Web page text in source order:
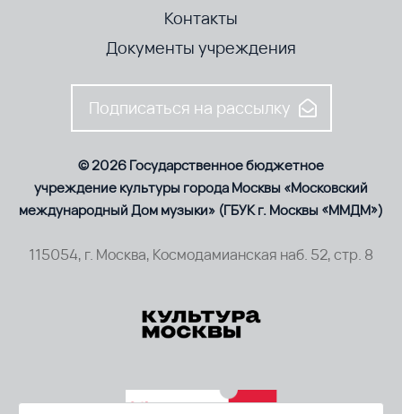
Контакты
Документы учреждения
Подписаться на рассылку
© 2026 Государственное бюджетное
учреждение культуры города Москвы «Московский
международный Дом музыки» (ГБУК г. Москвы «ММДМ»)
115054, г. Москва, Космодамианская наб. 52, стр. 8